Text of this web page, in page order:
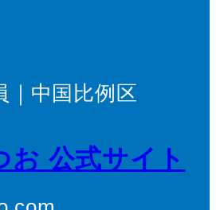
｜中国比例区
お 公式サイト